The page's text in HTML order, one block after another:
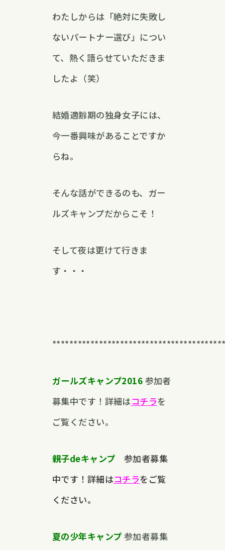
わたしからは「絶対に失敗し
ないパートナー選び」につい
て、熱く語らせていただきま
したよ（笑）
結婚適齢期の独身女子には、
今一番興味があることですか
らね。
そんな話ができるのも、ガー
ルズキャンプだからこそ！
そして夜は更けて行きま
す・・・
ガールズキャンプ2016 参加者
募集中です！詳細はコチラを
ご覧ください。
親子deキャンプ 参加者募集
中です！詳細はコチラをご覧
ください。
夏の少年キャンプ 参加者募集